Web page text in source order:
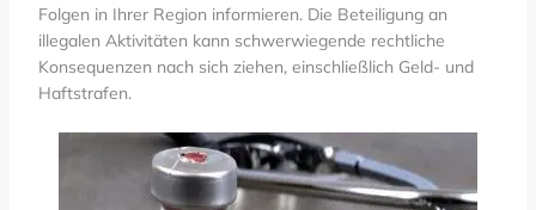
Folgen in Ihrer Region informieren. Die Beteiligung an
illegalen Aktivitäten kann schwerwiegende rechtliche
Konsequenzen nach sich ziehen, einschließlich Geld- und
Haftstrafen.